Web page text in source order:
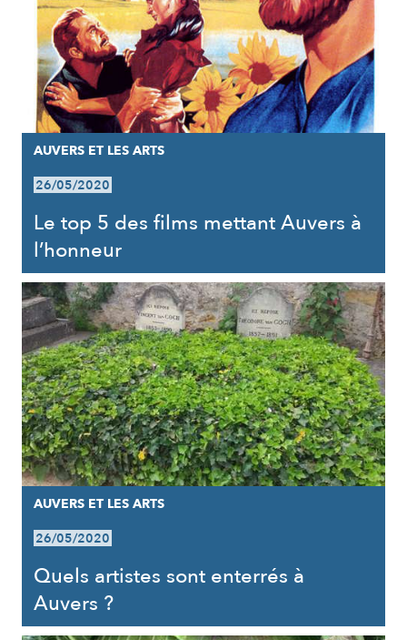
AUVERS ET LES ARTS
26/05/2020
Le top 5 des films mettant Auvers à
l’honneur
AUVERS ET LES ARTS
26/05/2020
Quels artistes sont enterrés à
Auvers ?